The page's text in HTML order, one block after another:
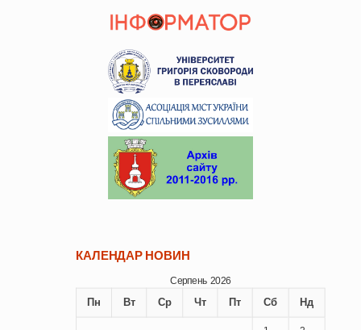
КАЛЕНДАР НОВИН
Серпень 2026
Пн Вт Ср Чт Пт Сб Нд